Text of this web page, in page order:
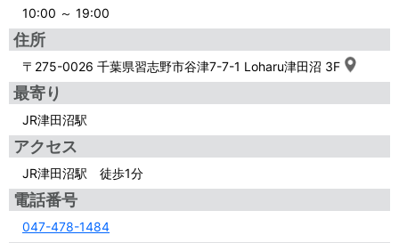
10:00 ～ 19:00
住所
〒275-0026 千葉県習志野市谷津7-7-1 Loharu津田沼 3F
最寄り
JR津田沼駅
アクセス
JR津田沼駅 徒歩1分
電話番号
047-478-1484